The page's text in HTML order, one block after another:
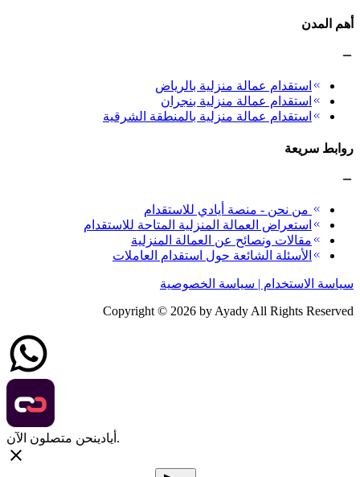
أهم المدن
استقدام عمالة منزلية بالرياض
استقدام عمالة منزلية بنجران
استقدام عمالة منزلية بالمنطقة الشرقية
روابط سريعة
من نحن - منصة أيادي للاستقدام
استعراض العمالة المنزلية المتاحة للاستقدام
مقالات ونصائح عن العمالة المنزلية
الأسئلة الشائعة حول استقدام العاملات
سياسة الاستخدام | سياسة الخصوصية
Copyright © 2026 by Ayady All Rights Reserved
أيادي نحن متصلون الآن.